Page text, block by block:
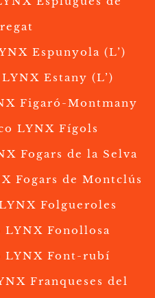
Espunyola (L’)
Estany (L’)
Figaró-Montmany
LYNX Fígols
Fogars de la Selva
Fogars de Montclús
Folgueroles
Fonollosa
LYNX Font-rubí
Franqueses del